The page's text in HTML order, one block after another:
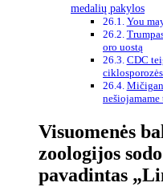
medalių pakylos
You
oro uostą
CDC
Visuomenės
zoologijos
pavadintas